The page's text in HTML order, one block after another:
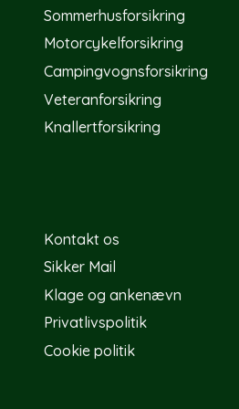
Sommerhusforsikring
Motorcykelforsikring
Campingvognsforsikring
Veteranforsikring
Knallertforsikring
Kontakt os
Sikker Mail
Klage og ankenævn
Privatlivspolitik
Cookie politik